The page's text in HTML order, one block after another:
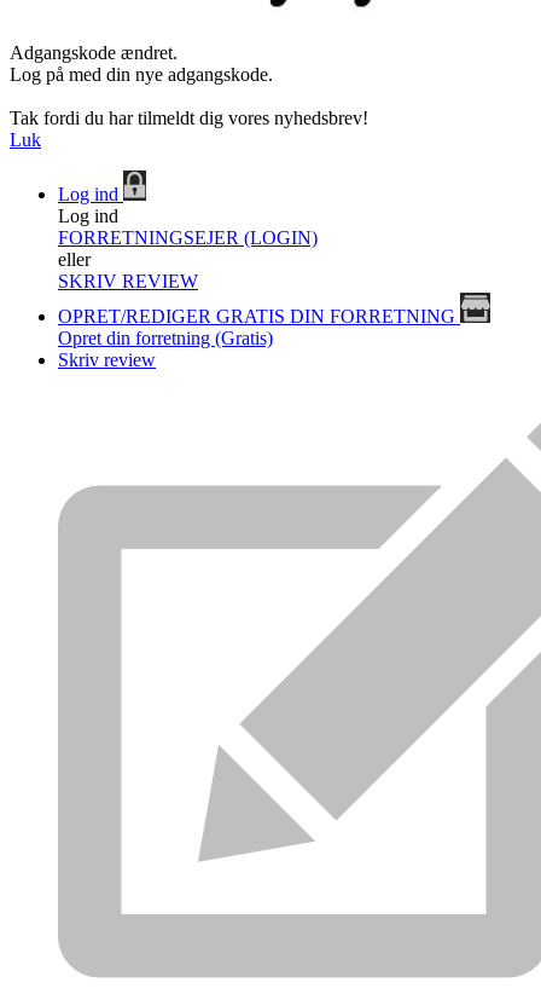
Adgangskode ændret.
Log på med din nye adgangskode.
Tak fordi du har tilmeldt dig vores nyhedsbrev!
Luk
Log ind
Log ind
FORRETNINGSEJER (LOGIN)
eller
SKRIV REVIEW
OPRET/REDIGER GRATIS DIN FORRETNING
Opret din forretning (Gratis)
Skriv review